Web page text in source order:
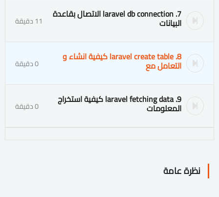
7. laravel db connection الاتصال بقاعدة
البيانات 11 دقيقة
8. laravel create table كيفية انشاء و
التعامل مع 0 دقيقة
9. laravel fetching data كيفية استخراج
المعلومات 0 دقيقة
نظرة عامة